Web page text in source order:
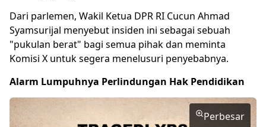
Dari parlemen, Wakil Ketua DPR RI Cucun Ahmad
Syamsurijal menyebut insiden ini sebagai sebuah
"pukulan berat" bagi semua pihak dan meminta
Komisi X untuk segera menelusuri penyebabnya.
Alarm Lumpuhnya Perlindungan Hak Pendidikan
Perbesar